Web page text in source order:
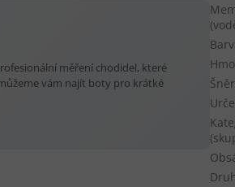
měření chodidel, které
vám najít boty pro krátké